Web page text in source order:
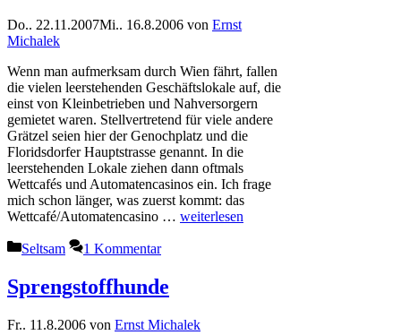
Do.. 22.11.2007Mi.. 16.8.2006 von Ernst
Michalek
Wenn man aufmerksam durch Wien fährt, fallen
die vielen leerstehenden Geschäftslokale auf, die
einst von Kleinbetrieben und Nahversorgern
gemietet waren. Stellvertretend für viele andere
Grätzel seien hier der Genochplatz und die
Floridsdorfer Hauptstrasse genannt. In die
leerstehenden Lokale ziehen dann oftmals
Wettcafés und Automatencasinos ein. Ich frage
mich schon länger, was zuerst kommt: das
Wettcafé/Automatencasino … weiterlesen
Kategorien
Seltsam 1 Kommentar
Sprengstoffhunde
Fr.. 11.8.2006 von Ernst Michalek